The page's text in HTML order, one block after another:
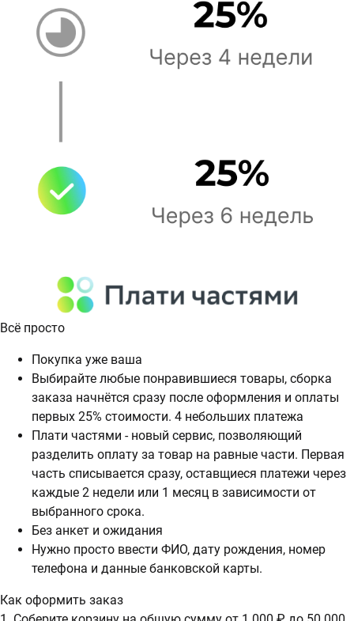
Всё просто
Покупка уже ваша
Выбирайте любые понравившиеся товары, сборка
заказа начнётся сразу после оформления и оплаты
первых 25% стоимости. 4 небольших платежа
Плати частями - новый сервис, позволяющий
разделить оплату за товар на равные части. Первая
часть списывается сразу, оставщиеся платежи через
каждые 2 недели или 1 месяц в зависимости от
выбранного срока.
Без анкет и ожидания
Нужно просто ввести ФИО, дату рождения, номер
телефона и данные банковской карты.
Как оформить заказ